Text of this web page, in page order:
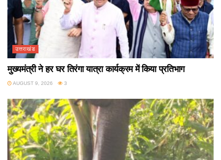
उत्तराखंड
मुख्यमंत्री ने हर घर तिरंगा यात्रा कार्यक्रम में किया प्रतिभाग
AUGUST 9, 2026 3